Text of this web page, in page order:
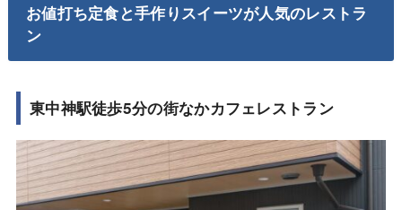
お値打ち定食と手作りスイーツが人気のレストラ
ン
東中神駅徒歩5分の街なかカフェレストラン